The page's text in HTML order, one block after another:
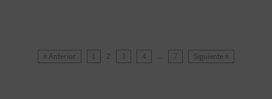
« Anterior 1 2 3 4 … 7 Siguiente »